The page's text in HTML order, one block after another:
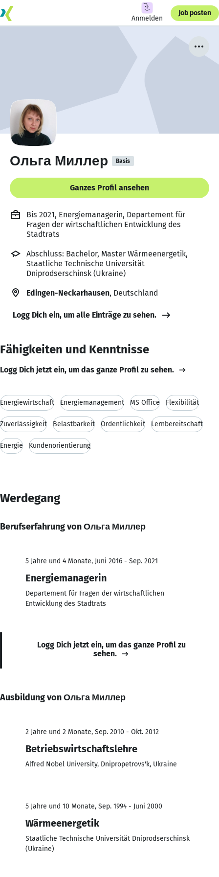
Anmelden
Job posten
Ольга Миллер Basis
Ganzes Profil ansehen
Bis 2021, Energiemanagerin, Departement für
Fragen der wirtschaftlichen Entwicklung des
Stadtrats
Abschluss: Bachelor, Master Wärmeenergetik,
Staatliche Technische Universität
Dniprodserschinsk (Ukraine)
Edingen-Neckarhausen, Deutschland
Logg Dich ein, um alle Einträge zu sehen.
Fähigkeiten und Kenntnisse
Logg Dich jetzt ein, um das ganze Profil zu sehen.
Energiewirtschaft Energiemanagement MS Office Flexibilität
Zuverlässigkeit Belastbarkeit Ordentlichkeit Lernbereitschaft
Energie Kundenorientierung
Werdegang
Berufserfahrung von Ольга Миллер
5 Jahre und 4 Monate, Juni 2016 - Sep. 2021
Energiemanagerin
Departement für Fragen der wirtschaftlichen
Entwicklung des Stadtrats
Logg Dich jetzt ein, um das ganze Profil zu
sehen.
Ausbildung von Ольга Миллер
2 Jahre und 2 Monate, Sep. 2010 - Okt. 2012
Betriebswirtschaftslehre
Alfred Nobel University, Dnipropetrovs'k, Ukraine
5 Jahre und 10 Monate, Sep. 1994 - Juni 2000
Wärmeenergetik
Staatliche Technische Universität Dniprodserschinsk
(Ukraine)